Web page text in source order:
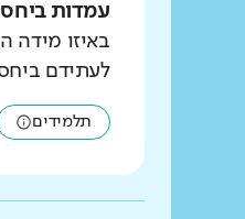
עמדות
באיזו מידה
לעתידם
תלמידים